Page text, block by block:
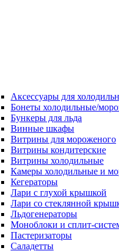
Аксессуары для
Бонеты холодильные/
Бункеры для льда
Винные шкафы
Витрины для мороженого
Витрины кондитерские
Витрины холодильные
Камеры холодильные и
Кегераторы
Лари с глухой крышкой
Лари со стеклянной
Льдогенераторы
Моноблоки и сплит-
Пастеризаторы
Саладетты